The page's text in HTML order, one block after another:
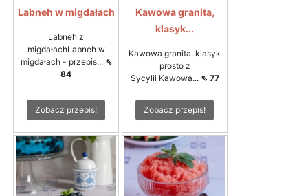
Labneh w migdałach
Labneh z
migdałachLabneh w
migdałach - przepis... ⇖
84
Zobacz przepis!
Kawowa granita,
klasyk...
Kawowa granita, klasyk
prosto z
Sycylii Kawowa... ⇖ 77
Zobacz przepis!